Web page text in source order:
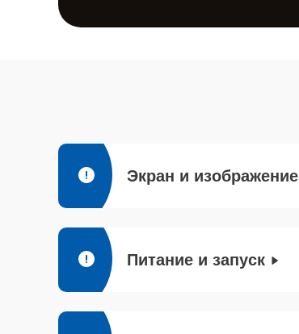
Экран и изображение
Питание и запуск